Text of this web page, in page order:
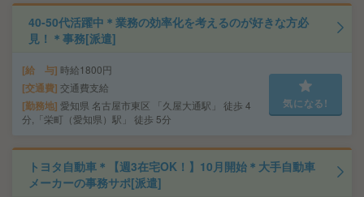
40-50代活躍中＊業務の効率化を考えるのが好きな方必
見！＊事務[派遣]
給 与 時給1800円
交通費 交通費支給
勤務地 愛知県 名古屋市東区 「久屋大通駅」 徒歩 4
分,「栄町（愛知県）駅」 徒歩 5分
気になる!
トヨタ自動車＊【週3在宅OK！】10月開始＊大手自動車
メーカーの事務サポ[派遣]